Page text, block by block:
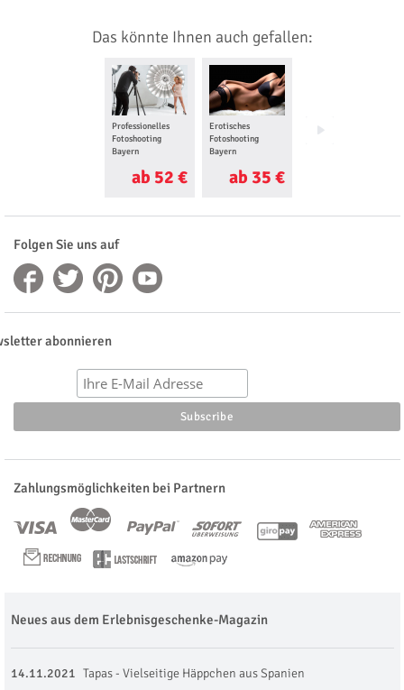
Das könnte Ihnen auch gefallen:
Professionelles
Fotoshooting
Bayern
ab 52 €
Erotisches
Fotoshooting
Bayern
ab 35 €
Foto Love Story für
Folgen Sie uns auf
abonnieren
Zahlungsmöglichkeiten bei Partnern
Neues aus dem Erlebnisgeschenke-Magazin
14.11.2021 Tapas - Vielseitige Häppchen aus Spanien